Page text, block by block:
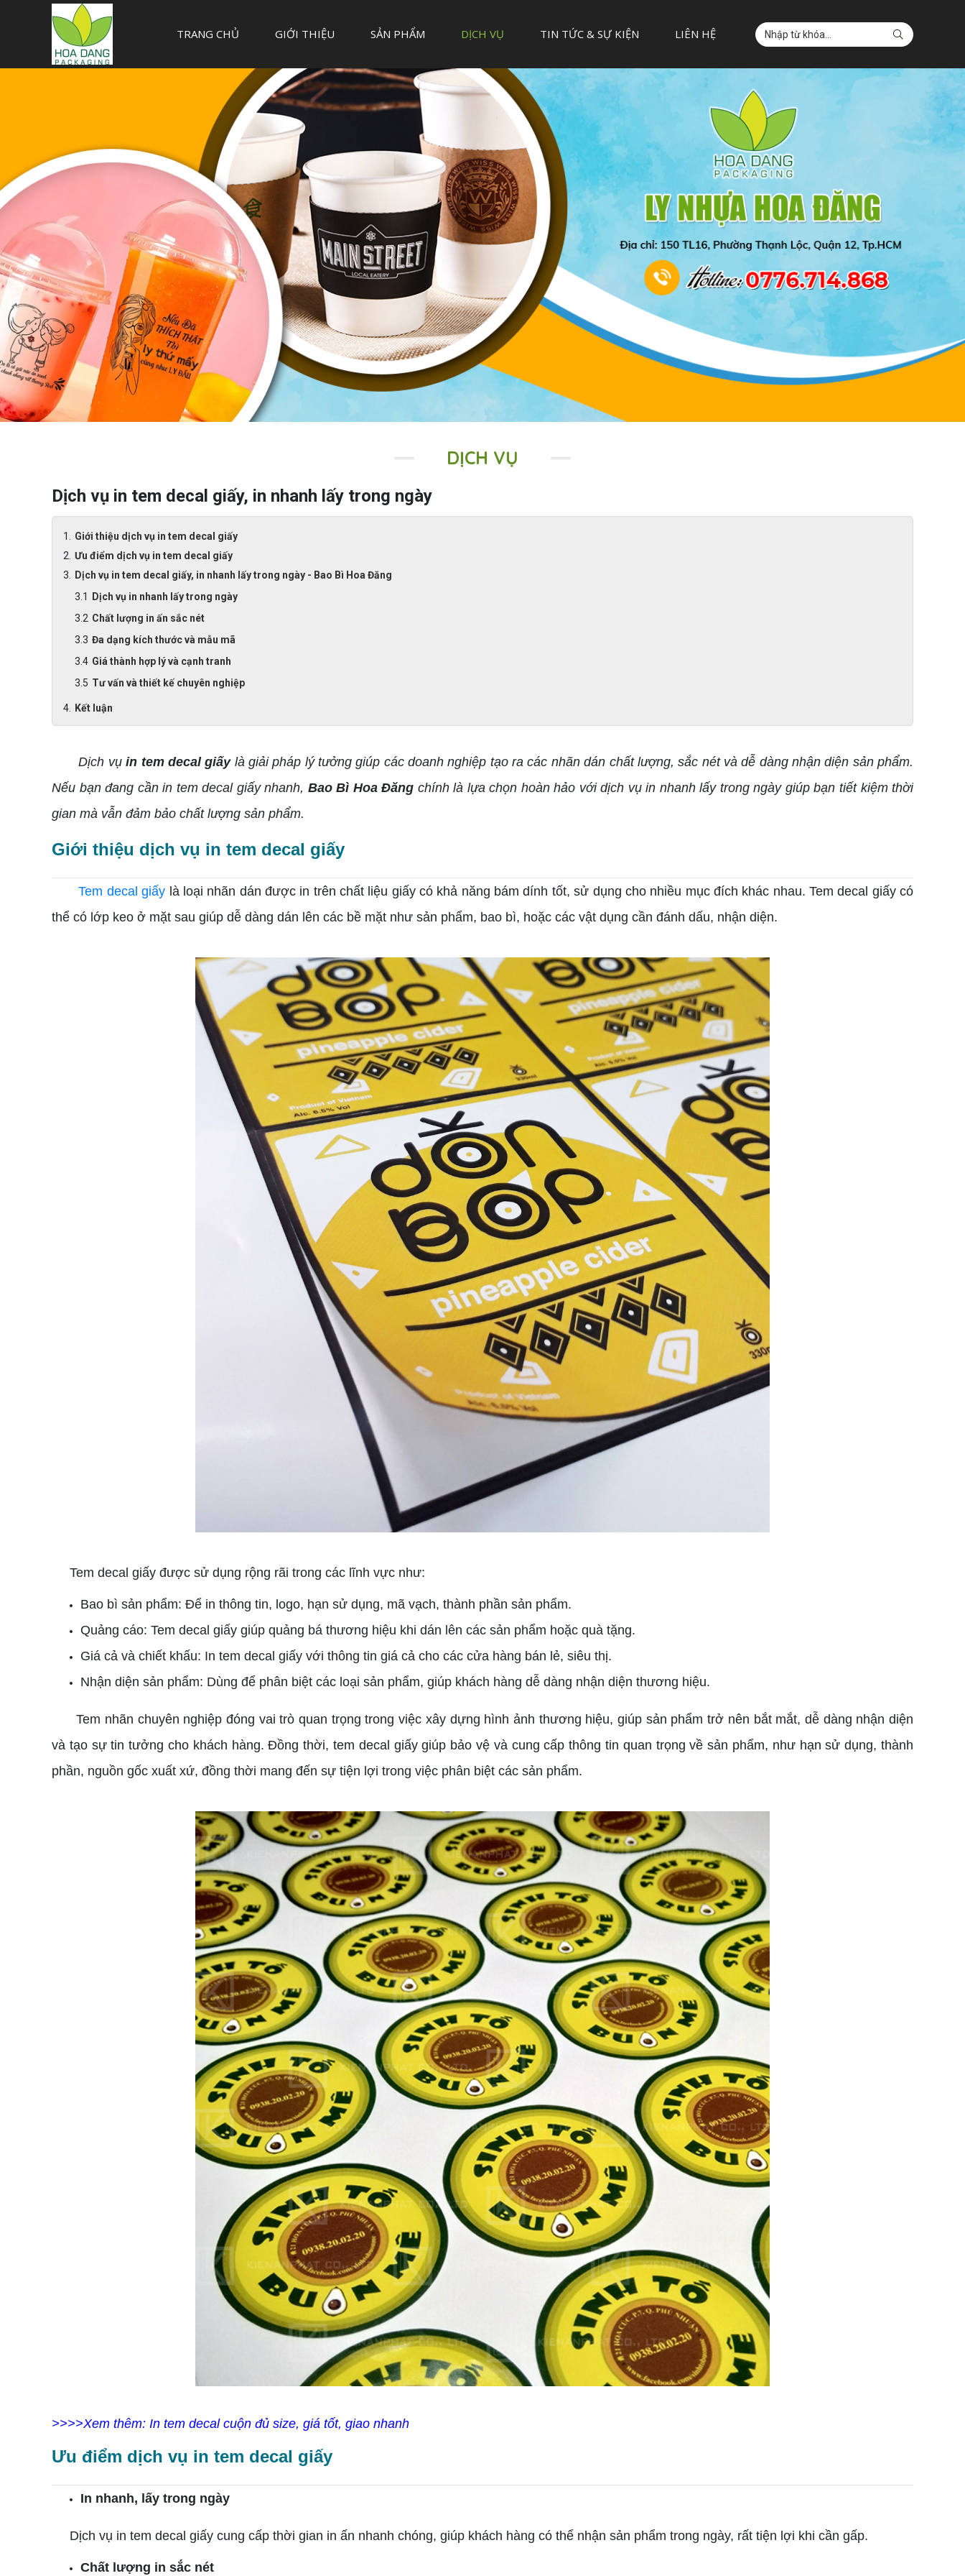
TRANG CHỦ GIỚI THIỆU SẢN PHẨM DỊCH VỤ TIN TỨC & SỰ KIỆN LIÊN HỆ
DỊCH VỤ
Dịch vụ in tem decal giấy, in nhanh lấy trong ngày
Giới thiệu dịch vụ in tem decal giấy
Ưu điểm dịch vụ in tem decal giấy
Dịch vụ in tem decal giấy, in nhanh lấy trong ngày - Bao Bì Hoa Đăng
Dịch vụ in nhanh lấy trong ngày
Chất lượng in ấn sắc nét
Đa dạng kích thước và mẫu mã
Giá thành hợp lý và cạnh tranh
Tư vấn và thiết kế chuyên nghiệp
Kết luận
Dịch vụin tem decal giấylà giải pháp lý tưởng giúp các doanh nghiệp tạo ra các nhãn dán chất lượng, sắc nét và dễ dàng nhận diện sản phẩm.
Nếu bạn đang cần in tem decal giấy nhanh, Bao Bì Hoa Đăng chính là lựa chọn hoàn hảo với dịch vụ in nhanh lấy trong ngày giúp bạn tiết kiệm thời
gian mà vẫn đảm bảo chất lượng sản phẩm.
Giới thiệu dịch vụ in tem decal giấy
Tem decal giấy là loại nhãn dán được in trên chất liệu giấy có khả năng bám dính tốt, sử dụng cho nhiều mục đích khác nhau. Tem decal giấy có
thể có lớp keo ở mặt sau giúp dễ dàng dán lên các bề mặt như sản phẩm, bao bì, hoặc các vật dụng cần đánh dấu, nhận diện.
Tem decal giấy được sử dụng rộng rãi trong các lĩnh vực như:
Bao bì sản phẩm: Để in thông tin, logo, hạn sử dụng, mã vạch, thành phần sản phẩm.
Quảng cáo: Tem decal giấy giúp quảng bá thương hiệu khi dán lên các sản phẩm hoặc quà tặng.
Giá cả và chiết khấu: In tem decal giấy với thông tin giá cả cho các cửa hàng bán lẻ, siêu thị.
Nhận diện sản phẩm: Dùng để phân biệt các loại sản phẩm, giúp khách hàng dễ dàng nhận diện thương hiệu.
Tem nhãn chuyên nghiệp đóng vai trò quan trọng trong việc xây dựng hình ảnh thương hiệu, giúp sản phẩm trở nên bắt mắt, dễ dàng nhận diện
và tạo sự tin tưởng cho khách hàng. Đồng thời, tem decal giấy giúp bảo vệ và cung cấp thông tin quan trọng về sản phẩm, như hạn sử dụng, thành
phần, nguồn gốc xuất xứ, đồng thời mang đến sự tiện lợi trong việc phân biệt các sản phẩm.
>>>>Xem thêm: In tem decal cuộn đủ size, giá tốt, giao nhanh
Ưu điểm dịch vụ in tem decal giấy
In nhanh, lấy trong ngày
Dịch vụ in tem decal giấy cung cấp thời gian in ấn nhanh chóng, giúp khách hàng có thể nhận sản phẩm trong ngày, rất tiện lợi khi cần gấp.
Chất lượng in sắc nét